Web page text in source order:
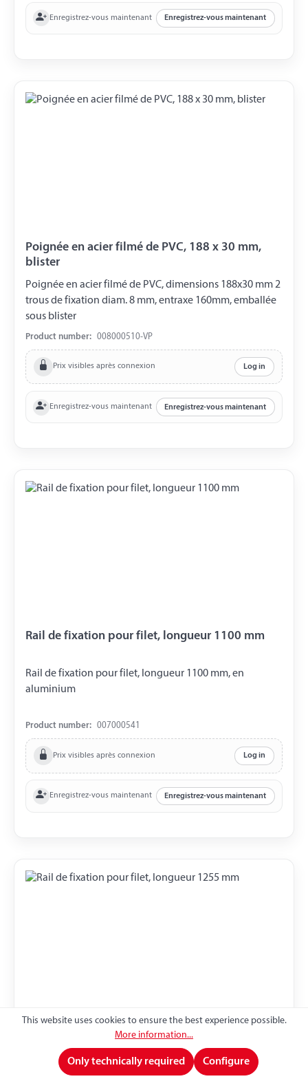
Enregistrez-vous maintenant Enregistrez-vous maintenant
Poignée en acier filmé de PVC, 188 x 30 mm,
blister
Poignée en acier filmé de PVC, dimensions 188x30 mm 2
trous de fixation diam. 8 mm, entraxe 160mm, emballée
sous blister
Product number: 008000510-VP
Prix visibles après connexion Log in
Enregistrez-vous maintenant Enregistrez-vous maintenant
Rail de fixation pour filet, longueur 1100 mm
Rail de fixation pour filet, longueur 1100 mm, en
aluminium
Product number: 007000541
Prix visibles après connexion Log in
Enregistrez-vous maintenant Enregistrez-vous maintenant
Rail de fixation pour filet, longueur 1255 mm
Rail de fixation pour filet longueur 1255 mm Aluminium
This website uses cookies to ensure the best experience possible.
More information...
Only technically required Configure